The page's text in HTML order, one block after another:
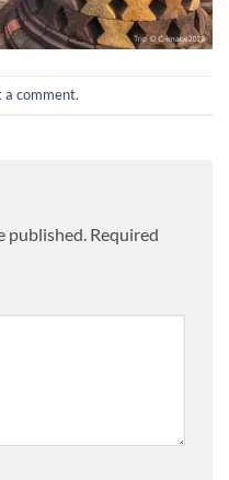
a comment.
published. Required